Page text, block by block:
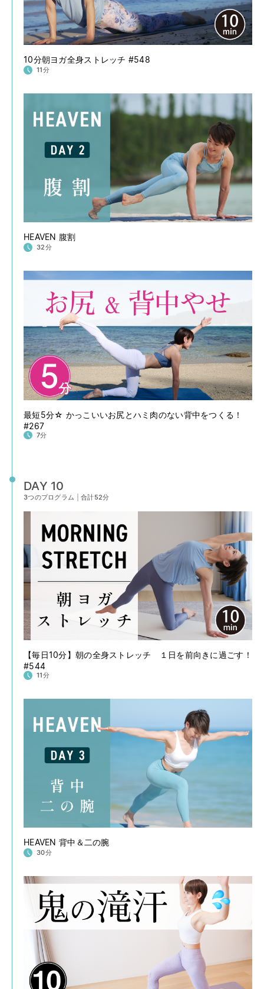
10分朝ヨガ全身ストレッチ #548
11分
HEAVEN 腹割
32分
最短5分☆ かっこいいお尻とハミ肉のない背中をつくる！
#267
7分
DAY 10
3つのプログラム 合計52分
【毎日10分】朝の全身ストレッチ １日を前向きに過ごす！
#544
11分
HEAVEN 背中＆二の腕
30分